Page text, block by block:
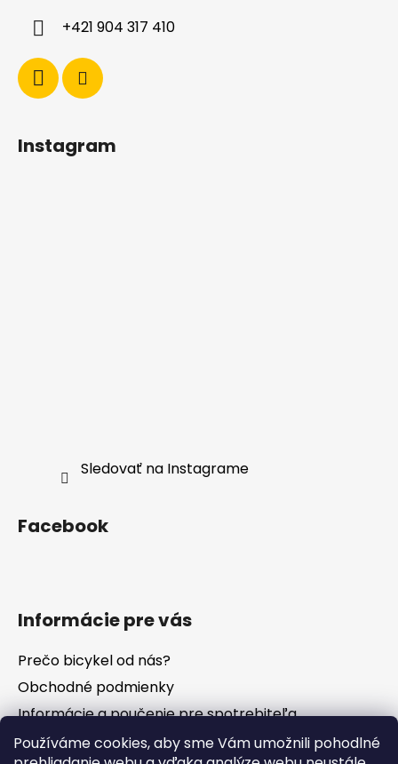
Používáme cookies, aby sme Vám umožnili pohodlné
+421 904 317 410
Instagram
Sledovať na Instagrame
Facebook
Informácie pre vás
Prečo bicykel od nás?
Obchodné podmienky
Informácie a poučenie pre spotrebiteľa
Vrátenie tovaru - odstúpenie od zmluvy